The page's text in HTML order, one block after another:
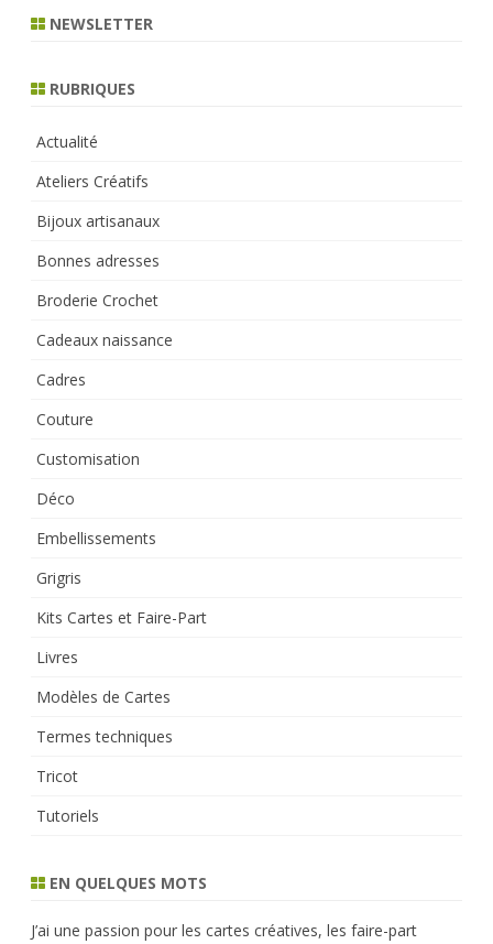
r
NEWSLETTER
RUBRIQUES
Actualité
Ateliers Créatifs
Bijoux artisanaux
Bonnes adresses
Broderie Crochet
Cadeaux naissance
Cadres
Couture
Customisation
Déco
Embellissements
Grigris
Kits Cartes et Faire-Part
Livres
Modèles de Cartes
Termes techniques
Tricot
Tutoriels
EN QUELQUES MOTS
J’ai une passion pour les cartes créatives, les faire-part